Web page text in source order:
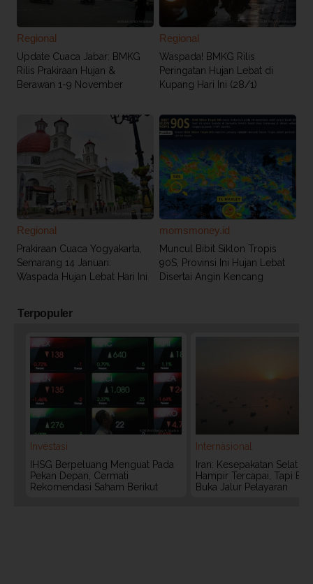
Regional
Update Cuaca Jabar: BMKG
Rilis Prakiraan Hujan &
Berawan 1-9 November
Regional
Waspada! BMKG Rilis
Peringatan Hujan Lebat di
Kupang Hari Ini (28/1)
Regional
Prakiraan Cuaca Yogyakarta,
Semarang 14 Januari:
Waspada Hujan Lebat Hari Ini
momsmoney.id
Muncul Bibit Siklon Tropis
90S, Provinsi Ini Hujan Lebat
Disertai Angin Kencang
Terpopuler
Investasi
IHSG Berpeluang Menguat Pada
Pekan Depan, Cermati
Rekomendasi Saham Berikut
Internasional
Iran: Kesepakatan Selat
Hampir Tercapai, Tapi
Buka Jalur Pelayaran